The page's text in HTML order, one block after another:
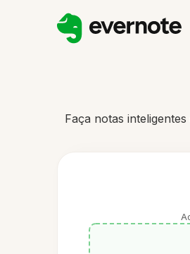
Faça notas